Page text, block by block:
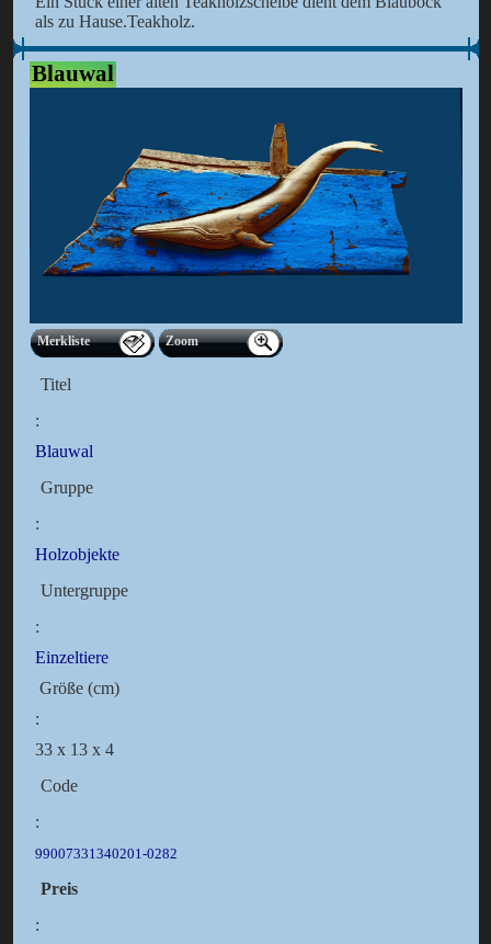
als zu Hause.Teakholz.
Blauwal
Merkliste Zoom
Titel
:
Blauwal
Gruppe
:
Holzobjekte
Untergruppe
:
Einzeltiere
Größe (cm)
:
33 x 13 x 4
Code
:
99007331340201-0282
Preis
: